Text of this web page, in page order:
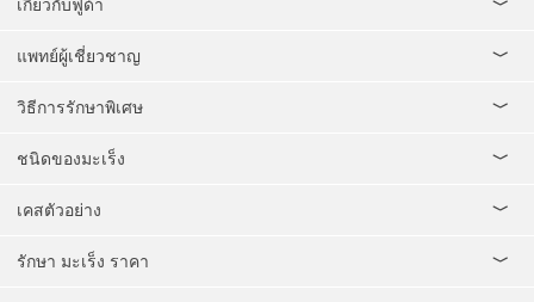
เกี่ยวกับฟูด้า
แพทย์ผู้เชี่ยวชาญ
วิธีการรักษาพิเศษ
ชนิดของมะเร็ง
เคสตัวอย่าง
รักษา มะเร็ง ราคา